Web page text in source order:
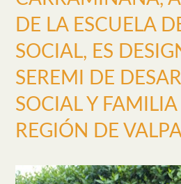
DE LA ESCUELA
SOCIAL, ES
SEREMI DE
SOCIAL Y
REGIÓN DE